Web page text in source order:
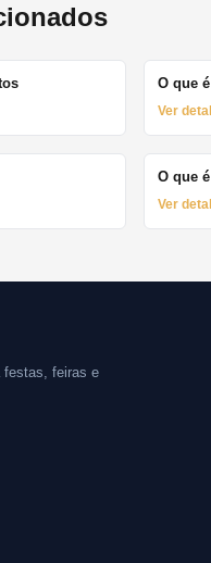
O que
Ver
O que
Ver
festas, feiras e